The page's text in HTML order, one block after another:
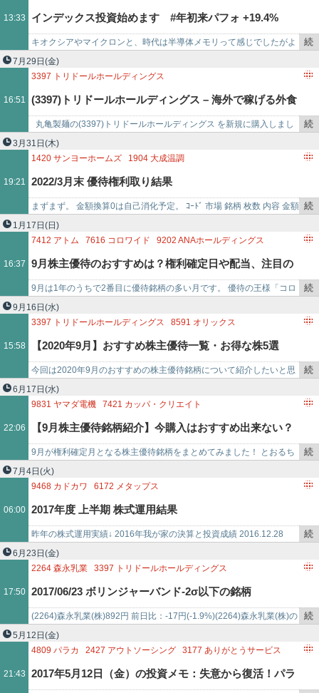
で
13:33
トレジャー・ファクトリー 2681
ゲオホールディングス
6062
チャーム・ケア・コーポレーション 3984
ユーザーローカル
4053SUN ASTERISK 6086シンメンテホールディングス
7033マネジメントソリューションズ
4442 バルテス・ホールディングス
インデックス投資始めます #年初来パフォ +19.4%
キオクシアやマイクロンと、時代は半導体メモリって感じでしたがよ
うやく半導体が崩れてきて、内需株に資金循環してきました。アメ株
もセキュリティ銘柄中心に…
続
を
で
7月29日 (金)
16:51
3397 トリドールホールディングス
(3397)トリドールホールディングス – 海外で稼げる外食
企業になれそうな気がする
丸亀製麺の(3397)トリドールホールディングス を新規に購入しまし
た。 購入理由は海外で大きく稼げそうな日本の外食企業だから で
す。 …
続
を
で
3月31日 (木)
19:21
1420 サンヨーホームズ 1904 大成温調
シップヘルスケアホールディングス
シミックホールディングス 2378
2676高千穂交易 2681ゲオホールディングス 2730エディオン
3034クオールホールディングス
3067 東京一番フーズ 3079ディーブイエックス
3167TOKAIホールディング
2022/3月末 優待権利取り結果
まずまず。 金額換算0は自己消化予定。 ｺｰﾄﾞ 市場 銘柄 枚数 内容 金額
換算…
続
を
で
1月17日 (日)
16:37
7412 アトム 7616 コロワイド 9202 ANAホールディングス
7550 ゼンショーホールディングス 2652
まんだらけ
4928 ノエビアホールディングス 4650 SDエンターテイメント
8591オリックス 4661 オリエンタルランド 2928 RIZAPグループ
3397トリドールホールディングス
4720 城南進学研究社 2179 成学社 4304 Eストアー
9月株主優待のおすすめは？権利確定日や配当、注目の
優待内容を解説
9月は1年のうちで2番目に優待銘柄の多い月です。 優待の王様「コロ
ワイド」や傘下の「アトム」、すき家などを手掛ける「ゼンショー」
など多く…
続
を
で
9月16日 (水)
15:58
3397 トリドールホールディングス 8591 オリックス
4931
新日本製薬 パートナーエージェント 7524 マルシェ
【2020年9月】おすすめ株主優待一覧・お得な株5選
今回は2020年9月のおすすめの株主優待銘柄について紹介したいと思
います。 ここではある程度優待獲得最低額が低く、株価に対してお得
な優待だと思うも…
続
を
で
6月17日 (水)
22:06
9831 ヤマダ電機 7421 カッパ・クリエイト
2432
ディー・エヌ・エー 8136
サンリオ
9202 ANAホールディングス 3397 トリドールホールディングス
【9月株主優待銘柄紹介】今購入はおすすめ出来ない？
その理由は？
9月が権利確定月となる株主優待銘柄をまとめてみました！ とおるち
ゃん 結論を先に言います！ 今から紹介する株主優待銘柄の購入は
全…
続
を
で
7月4日 (火)
06:00
9468 カドカワ 6172 メタップス
トリドールホールディングス 3930
AIMING 6535アイモバイル 8202
2017年度 上半期 株式運用結果
昨年の株式運用実績↓ 2016年我が家の決算と投資成績 2016.12.28
2017年度 上半期振り返り 2017…
続
を
で
6月23日 (金)
17:50
2264 森永乳業 3397 トリドールホールディングス
ケネディクス
タカタ
MS＆ADインシュアランスグループホールディングス
8804東京建物 9107川崎汽船
2017/06/23 ボリンジャーバンド-2σ以下の銘柄
(2264)森永乳業(株)892円 前日比：-17円(-1.9%)(2264)森永乳業(株)の
テクニカル分析を見る (3397)(株)トリドール2…
続
を
5月12日 (金)
21:43
4809 パラカ 2427 アウトソーシング 3177 ありがとうサービス
ピックルスコーポレーション
トリドールホールディングス
ハビックス
2017年5月12日（金）の投資メモ：失意から復活！パラ